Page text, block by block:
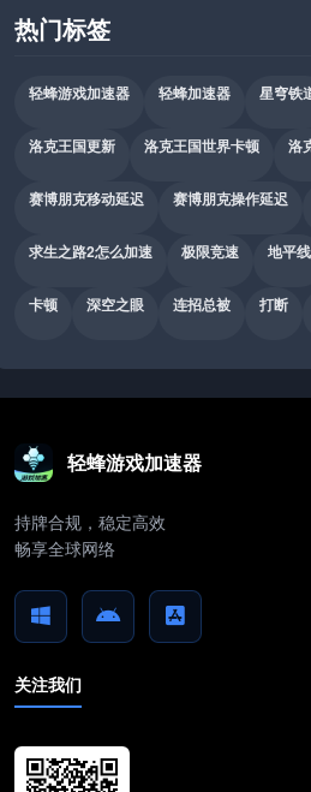
热门标签
轻蜂游戏加速器 轻蜂加速器 星穹铁
洛克王国更新 洛克王国世界卡顿 洛
赛博朋克移动延迟 赛博朋克操作延迟
求生之路2怎么加速 极限竞速 地平线
卡顿 深空之眼 连招总被 打断
轻蜂游戏加速器
持牌合规，稳定高效
畅享全球网络
关注我们